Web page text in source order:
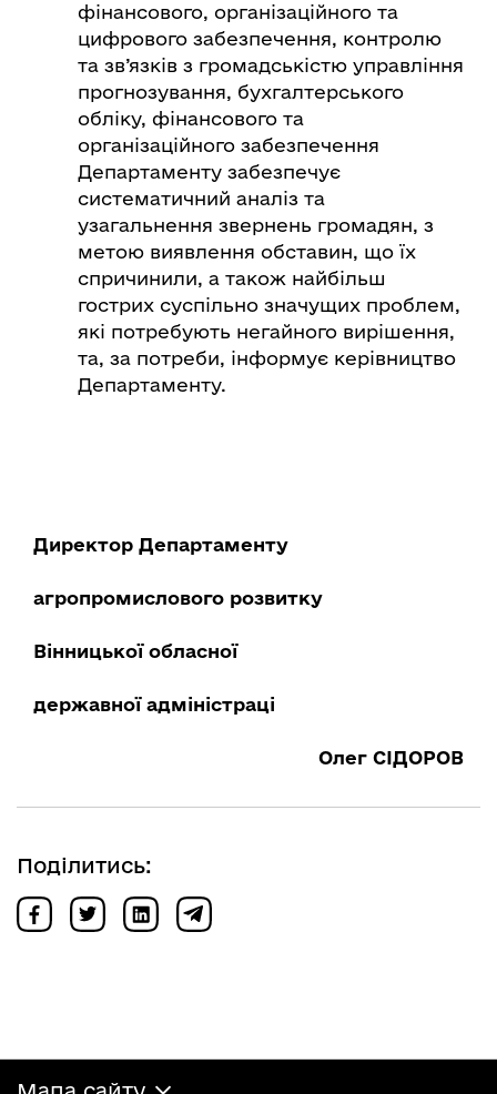
фінансового, організаційного та
цифрового забезпечення, контролю
та зв’язків з громадськістю управління
прогнозування, бухгалтерського
обліку, фінансового та
організаційного забезпечення
Департаменту забезпечує
систематичний аналіз та
узагальнення звернень громадян, з
метою виявлення обставин, що їх
спричинили, а також найбільш
гострих суспільно значущих проблем,
які потребують негайного вирішення,
та, за потреби, інформує керівництво
Департаменту.
Директор Департаменту
агропромислового розвитку
Вінницької обласної
державної адміністраці
Олег СІДОРОВ
Поділитись: